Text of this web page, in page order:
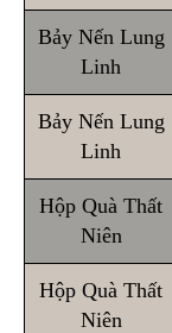
Bảy Nến Lung
Linh
Bảy Nến Lung
Linh
Hộp Quà Thất
Niên
Hộp Quà Thất
Niên